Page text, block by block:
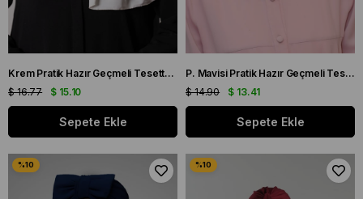
Krem Pratik Hazır Geçmeli Tesettür Bone Sandy Kumaş Atkılı 2204_40
$ 15.10
$ 16.77
Sepete Ekle
P. Mavisi Pratik Hazır Geçmeli Tesettür Bone Sandy Kumaş İncili Pileli Nervürlü Güllü 1805_17
$ 13.41
$ 14.90
Sepete Ekle